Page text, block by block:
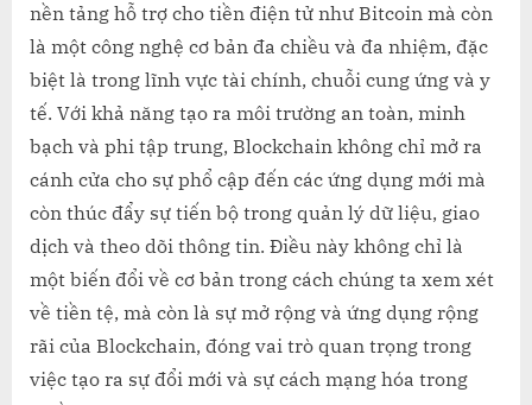
nền tảng hỗ trợ cho tiền điện tử như Bitcoin mà còn
là một công nghệ cơ bản đa chiều và đa nhiệm, đặc
biệt là trong lĩnh vực tài chính, chuỗi cung ứng và y
tế. Với khả năng tạo ra môi trường an toàn, minh
bạch và phi tập trung, Blockchain không chỉ mở ra
cánh cửa cho sự phổ cập đến các ứng dụng mới mà
còn thúc đẩy sự tiến bộ trong quản lý dữ liệu, giao
dịch và theo dõi thông tin. Điều này không chỉ là
một biến đổi về cơ bản trong cách chúng ta xem xét
về tiền tệ, mà còn là sự mở rộng và ứng dụng rộng
rãi của Blockchain, đóng vai trò quan trọng trong
việc tạo ra sự đổi mới và sự cách mạng hóa trong